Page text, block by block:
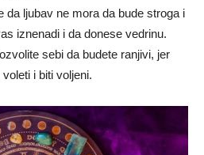
da ljubav ne mora da bude stroga i
iznenadi i da donese vedrinu.
sebi da budete ranjivi, jer
i biti voljeni.